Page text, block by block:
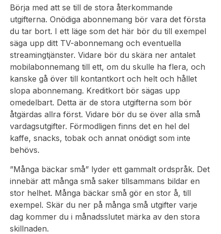
Börja med att se till de stora återkommande
utgifterna. Onödiga abonnemang bör vara det första
du tar bort. I ett läge som det här bör du till exempel
säga upp ditt TV-abonnemang och eventuella
streamingtjänster. Vidare bör du skära ner antalet
mobilabonnemang till ett, om du skulle ha flera, och
kanske gå över till kontantkort och helt och hållet
slopa abonnemang. Kreditkort bör sägas upp
omedelbart. Detta är de stora utgifterna som bör
åtgärdas allra först. Vidare bör du se över alla små
vardagsutgifter. Förmodligen finns det en hel del
kaffe, snacks, tobak och annat onödigt som inte
behövs.
”Många bäckar små” lyder ett gammalt ordspråk. Det
innebär att många små saker tillsammans bildar en
stor helhet. Många bäckar små gör en stor å, till
exempel. Skär du ner på många små utgifter varje
dag kommer du i månadsslutet märka av den stora
skillnaden.